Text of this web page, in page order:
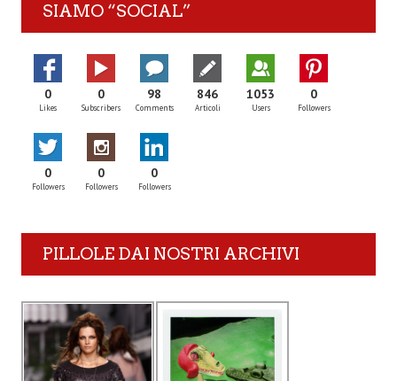
SIAMO “SOCIAL”
0
Likes
0
Subscribers
98
Comments
846
Articoli
1053
Users
0
Followers
0
Followers
0
Followers
0
Followers
PILLOLE DAI NOSTRI ARCHIVI